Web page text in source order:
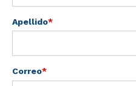
Alimento Para
Apellido*
Correo*